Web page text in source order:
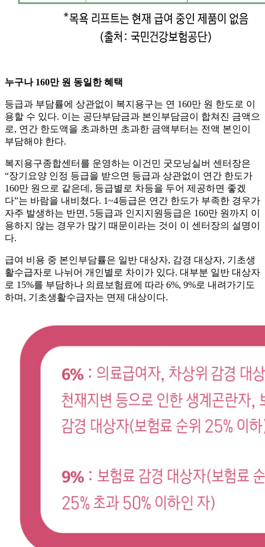
누구나 160만 원 동일한 혜택
등급과 부담률에 상관없이 복지용구는 연 160만 원 한도로 이
용할 수 있다. 이는 공단부담금과 본인부담금이 합쳐진 금액으
로, 연간 한도액을 초과하면 초과한 금액부터는 전액 본인이
부담해야 한다.
복지용구종합센터를 운영하는 이건민 굿모닝실버 센터장은
“장기요양 인정 등급을 받으면 등급과 상관없이 연간 한도가
160만 원으로 같은데, 등급별로 차등을 두어 제공하면 좋겠
다”는 바람을 내비쳤다. 1~4등급은 연간 한도가 부족한 경우가
자주 발생하는 반면, 5등급과 인지지원등급은 160만 원까지 이
용하지 않는 경우가 많기 때문이라는 것이 이 센터장의 설명이
다.
급여 비용 중 본인부담률은 일반 대상자, 감경 대상자, 기초생
활수급자로 나뉘어 개인별로 차이가 있다. 대부분 일반 대상자
로 15%를 부담하나 의료보험료에 따라 6%, 9%로 내려가기도
하며, 기초생활수급자는 면제 대상이다.